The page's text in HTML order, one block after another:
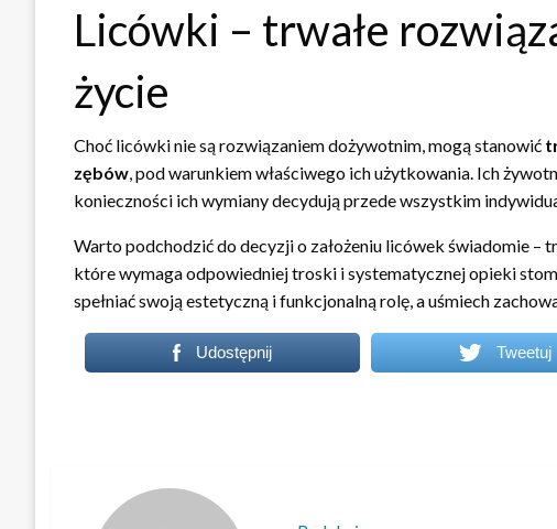
Licówki – trwałe
życie
Choć licówki nie są rozwiązaniem dożywotnim, mogą stanowić
zębów, pod warunkiem właściwego ich użytkowania. Ich
konieczności ich wymiany decydują przede wszystkim
Warto podchodzić do decyzji o założeniu licówek świadomie –
które wymaga odpowiedniej troski i systematycznej opieki
spełniać swoją estetyczną i funkcjonalną rolę, a uśmiech
Udostępnij Tweetuj